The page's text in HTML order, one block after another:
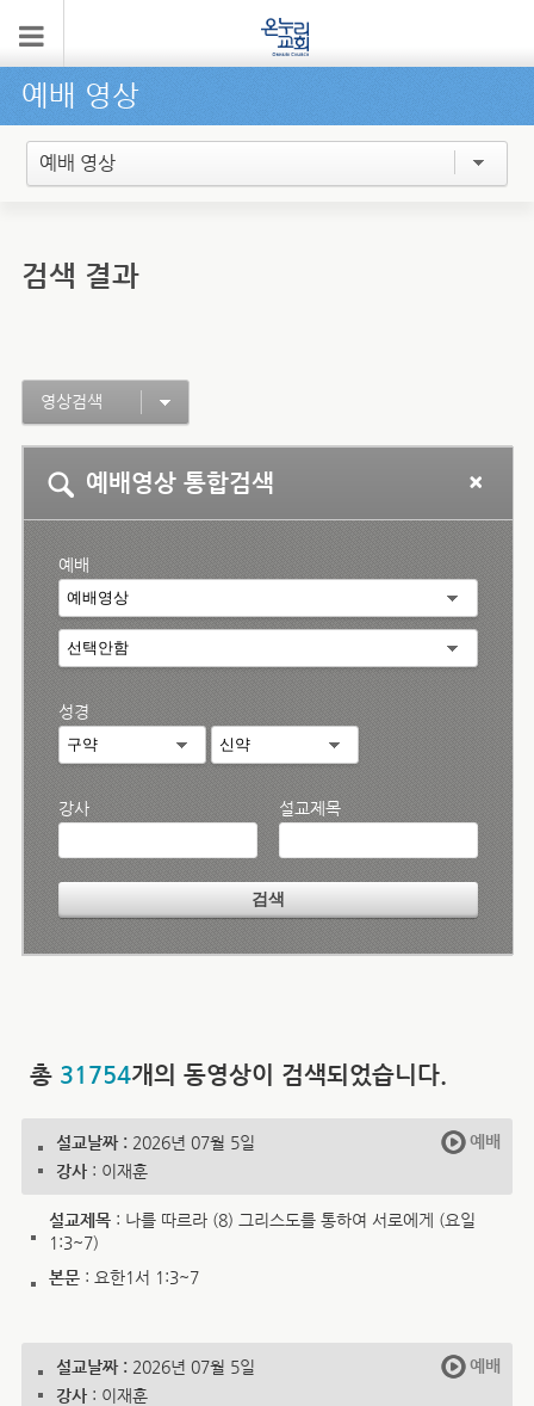
예배 영상
예배 영상
검색 결과
영상검색
예배영상 통합검색
예배
성경
강사 설교제목
총 31754개의 동영상이 검색되었습니다.
설교날짜 : 2026년 07월 5일
강사: 이재훈
예배
설교제목: 나를 따르라 (8) 그리스도를 통하여 서로에게 (요일
1:3~7)
본문: 요한1서 1:3~7
설교날짜 : 2026년 07월 5일
강사: 이재훈
예배